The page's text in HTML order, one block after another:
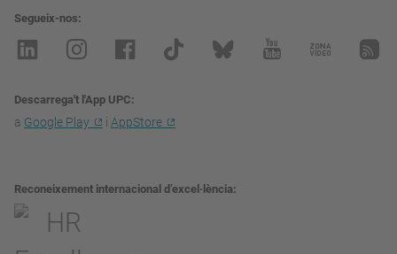
Segueix-nos
Descarrega't l'App UPC
a Google Play i AppStore
Reconeixement internacional d’excel·lència